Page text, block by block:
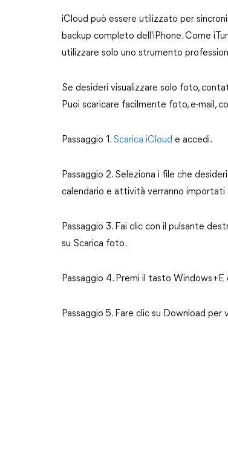
iCloud può essere utilizzato per
backup completo dell'iPhone. Come
utilizzare solo uno strumento
Se desideri visualizzare solo foto,
Puoi scaricare facilmente foto, e-mail,
Passaggio 1. Scarica iCloud e accedi.
Passaggio 2. Seleziona i file che
calendario e attività verranno
Passaggio 3. Fai clic con il pulsante
su Scarica foto.
Passaggio 4. Premi il tasto
Passaggio 5. Fare clic su Download per